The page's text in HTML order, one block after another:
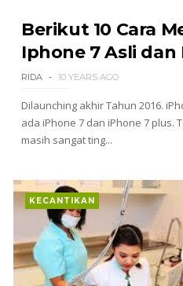
Berikut 10 Cara
Iphone 7 Asli dan
RIDA 10 YEARS AGO
Dilaunching akhir Tahun 2016.
ada iPhone 7 dan iPhone 7 plus.
masih sangat ting...
KECANTIKAN